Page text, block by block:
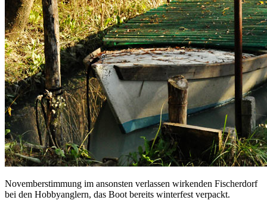
Novemberstimmung im ansonsten verlassen wirkenden Fischerdorf
bei den Hobbyanglern, das Boot bereits winterfest verpackt.